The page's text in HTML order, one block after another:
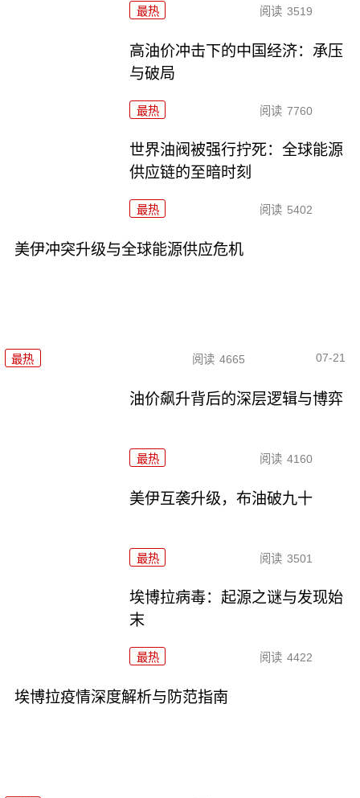
最热 阅读 3519
高油价冲击下的中国经济：承压
与破局
最热 阅读 7760
世界油阀被强行拧死：全球能源
供应链的至暗时刻
最热 阅读 5402
美伊冲突升级与全球能源供应危机
最热 阅读 4665 07-21
油价飙升背后的深层逻辑与博弈
最热 阅读 4160
美伊互袭升级，布油破九十
最热 阅读 3501
埃博拉病毒：起源之谜与发现始
末
最热 阅读 4422
埃博拉疫情深度解析与防范指南